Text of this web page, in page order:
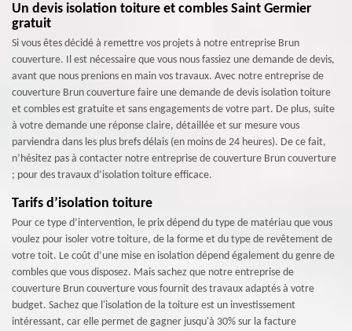
Un devis isolation toiture et combles Saint Germier
gratuit
Si vous êtes décidé à remettre vos projets à notre entreprise Brun
couverture. Il est nécessaire que vous nous fassiez une demande de devis,
avant que nous prenions en main vos travaux. Avec notre entreprise de
couverture Brun couverture faire une demande de devis isolation toiture
et combles est gratuite et sans engagements de votre part. De plus, suite
à votre demande une réponse claire, détaillée et sur mesure vous
parviendra dans les plus brefs délais (en moins de 24 heures). De ce fait,
n’hésitez pas à contacter notre entreprise de couverture Brun couverture
; pour des travaux d’isolation toiture efficace.
Tarifs d’isolation toiture
Pour ce type d’intervention, le prix dépend du type de matériau que vous
voulez pour isoler votre toiture, de la forme et du type de revêtement de
votre toit. Le coût d’une mise en isolation dépend également du genre de
combles que vous disposez. Mais sachez que notre entreprise de
couverture Brun couverture vous fournit des travaux adaptés à votre
budget. Sachez que l'isolation de la toiture est un investissement
intéressant, car elle permet de gagner jusqu'à 30% sur la facture